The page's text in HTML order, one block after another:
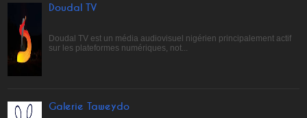
Doudal TV
Doudal TV est un média audiovisuel nigérien principalement actif
sur les plateformes numériques, not...
Galerie Taweydo